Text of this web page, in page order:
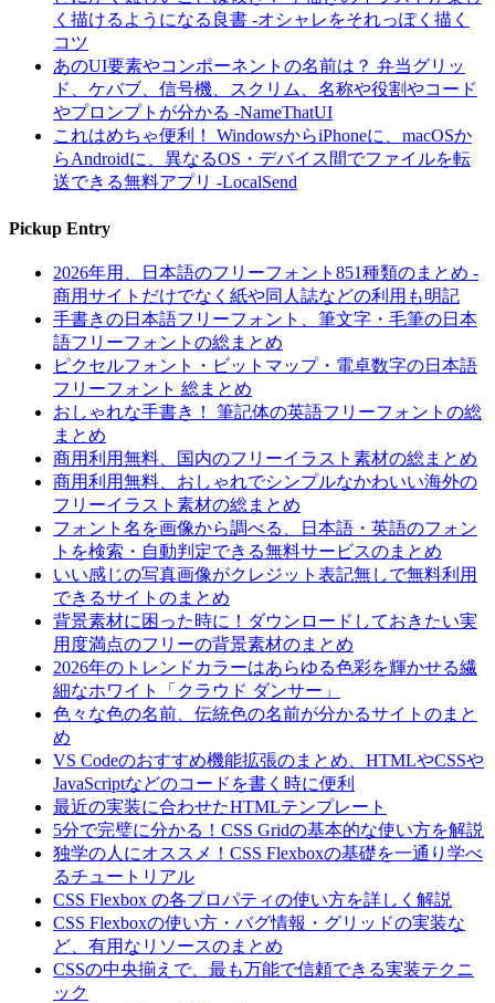
く描けるようになる良書 -オシャレをそれっぽく描く
コツ
あのUI要素やコンポーネントの名前は？ 弁当グリッ
ド、ケバブ、信号機、スクリム、名称や役割やコード
やプロンプトが分かる -NameThatUI
これはめちゃ便利！ WindowsからiPhoneに、macOSか
らAndroidに、異なるOS・デバイス間でファイルを転
送できる無料アプリ -LocalSend
Pickup Entry
2026年用、日本語のフリーフォント851種類のまとめ -
商用サイトだけでなく紙や同人誌などの利用も明記
手書きの日本語フリーフォント、筆文字・毛筆の日本
語フリーフォントの総まとめ
ピクセルフォント・ビットマップ・電卓数字の日本語
フリーフォント 総まとめ
おしゃれな手書き！ 筆記体の英語フリーフォントの総
まとめ
商用利用無料、国内のフリーイラスト素材の総まとめ
商用利用無料、おしゃれでシンプルなかわいい海外の
フリーイラスト素材の総まとめ
フォント名を画像から調べる、日本語・英語のフォン
トを検索・自動判定できる無料サービスのまとめ
いい感じの写真画像がクレジット表記無しで無料利用
できるサイトのまとめ
背景素材に困った時に！ダウンロードしておきたい実
用度満点のフリーの背景素材のまとめ
2026年のトレンドカラーはあらゆる色彩を輝かせる繊
細なホワイト「クラウド ダンサー」
色々な色の名前、伝統色の名前が分かるサイトのまと
め
VS Codeのおすすめ機能拡張のまとめ、HTMLやCSSや
JavaScriptなどのコードを書く時に便利
最近の実装に合わせたHTMLテンプレート
5分で完璧に分かる！CSS Gridの基本的な使い方を解説
独学の人にオススメ！CSS Flexboxの基礎を一通り学べ
るチュートリアル
CSS Flexbox の各プロパティの使い方を詳しく解説
CSS Flexboxの使い方・バグ情報・グリッドの実装な
ど、有用なリソースのまとめ
CSSの中央揃えで、最も万能で信頼できる実装テクニ
ック